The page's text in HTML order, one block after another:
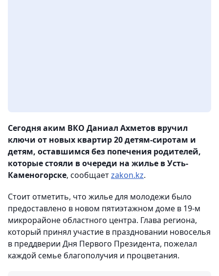
Сегодня аким ВКО Даниал Ахметов вручил
ключи от новых квартир 20 детям-сиротам и
детям, оставшимся без попечения родителей,
которые стояли в очереди на жилье в Усть-
Каменогорске, сообщаетzakon.kz.
Стоит отметить, что жилье для молодежи было
предоставлено в новом пятиэтажном доме в 19-м
микрорайоне областного центра. Глава региона,
который принял участие в праздновании новоселья
в преддверии Дня Первого Президента, пожелал
каждой семье благополучия и процветания.